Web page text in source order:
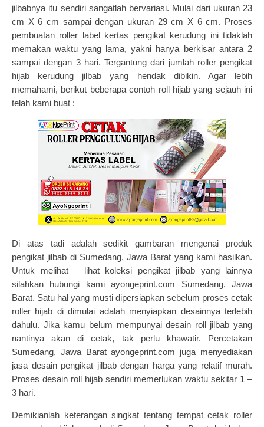
jilbabnya itu sendiri sangatlah bervariasi. Mulai dari ukuran 23
cm X 6 cm sampai dengan ukuran 29 cm X 6 cm. Proses
pembuatan roller label kertas pengikat kerudung ini tidaklah
memakan waktu yang lama, yakni hanya berkisar antara 2
sampai dengan 3 hari. Tergantung dari jumlah roller pengikat
hijab kerudung jilbab yang hendak dibikin. Agar lebih
memahami, berikut beberapa contoh roll hijab yang sejauh ini
telah kami buat :
Di atas tadi adalah sedikit gambaran mengenai produk
pengikat jilbab di Sumedang, Jawa Barat yang kami hasilkan.
Untuk melihat – lihat koleksi pengikat jilbab yang lainnya
silahkan hubungi kamiayongeprint.com Sumedang, Jawa
Barat. Satu hal yang musti dipersiapkan sebelum proses cetak
roller hijab di dimulai adalah menyiapkan desainnya terlebih
dahulu. Jika kamu belum mempunyai desain roll jilbab yang
nantinya akan di cetak, tak perlu khawatir. Percetakan
Sumedang, Jawa Barat ayongeprint.com juga menyediakan
jasa desain pengikat jilbab dengan harga yang relatif murah.
Proses desain roll hijab sendiri memerlukan waktu sekitar 1 –
3 hari.
Demikianlah keterangan singkat tentang tempatcetak roller